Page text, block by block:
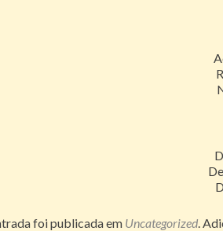
foi publicada em Uncategorized.